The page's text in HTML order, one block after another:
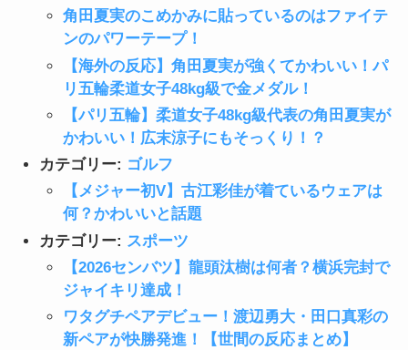
角田夏実のこめかみに貼っているのはファイテ
ンのパワーテープ！
【海外の反応】角田夏実が強くてかわいい！パ
リ五輪柔道女子48kg級で金メダル！
【パリ五輪】柔道女子48kg級代表の角田夏実が
かわいい！広末涼子にもそっくり！？
カテゴリー: ゴルフ
【メジャー初V】古江彩佳が着ているウェアは
何？かわいいと話題
カテゴリー: スポーツ
【2026センバツ】龍頭汰樹は何者？横浜完封で
ジャイキリ達成！
ワタグチペアデビュー！渡辺勇大・田口真彩の
新ペアが快勝発進！【世間の反応まとめ】